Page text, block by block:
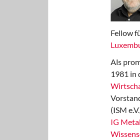
Fellow
Als
1981 in
(ISM
IG